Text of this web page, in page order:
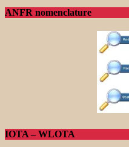
ANFR nomenclature
IOTA – WLOTA